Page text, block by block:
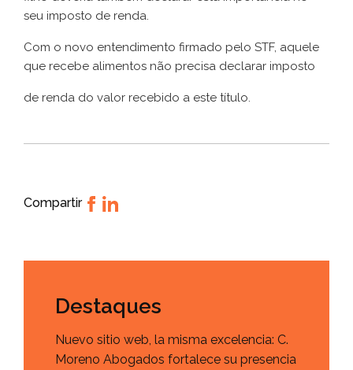
seu imposto de renda.
Com o novo entendimento firmado pelo STF, aquele
que recebe alimentos não precisa declarar imposto
de renda do valor recebido a este título.
Compartir
Destaques
Nuevo sitio web, la misma excelencia: C.
Moreno Abogados fortalece su presencia